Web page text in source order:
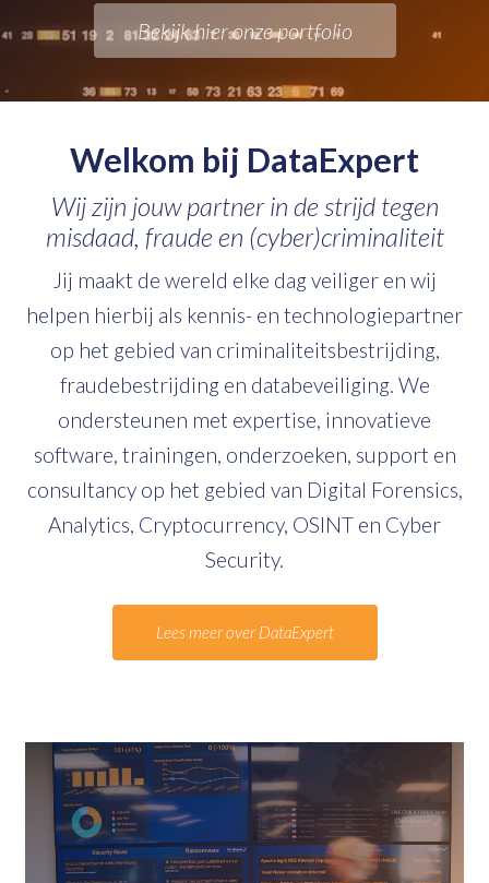
Bekijk hier onze portfolio
Welkom bij DataExpert
Wij zijn jouw partner in de strijd tegen
misdaad, fraude en (cyber)criminaliteit
Jij maakt de wereld elke dag veiliger en wij
helpen hierbij als kennis- en technologiepartner
op het gebied van criminaliteitsbestrijding,
fraudebestrijding en databeveiliging. We
ondersteunen met expertise, innovatieve
software, trainingen, onderzoeken, support en
consultancy op het gebied van Digital Forensics,
Analytics, Cryptocurrency, OSINT en Cyber
Security.
Lees meer over DataExpert